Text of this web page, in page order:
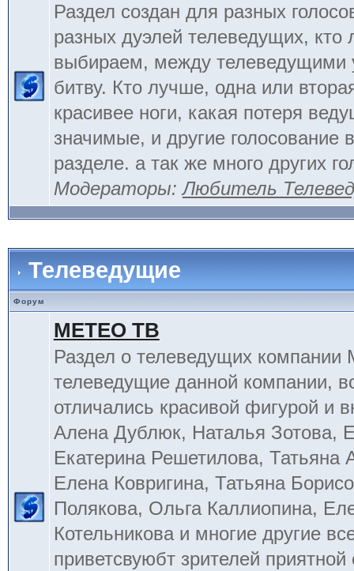
Раздел создан для разных
разных дуэлей телеведущих, кто
выбираем, между телеведущими
битву. Кто лучше, одна или
красивее ноги, какая потеря
значимые, и другие голосование
разделе. а так же много других
Модераторы:Любитель
Телеведущие
Форум
МЕТЕО ТВ
Раздел о телеведущих
телеведущие данной компании,
отличались красивой фигурой и
Алена Дублюк, Наталья Зотова,
Екатерина Решетилова, Татьяна
Елена Ковригина, Татьяна
Полякова, Ольга Каллиопина,
Котельникова и многие другие
приветсвуюбт зрителей приятной